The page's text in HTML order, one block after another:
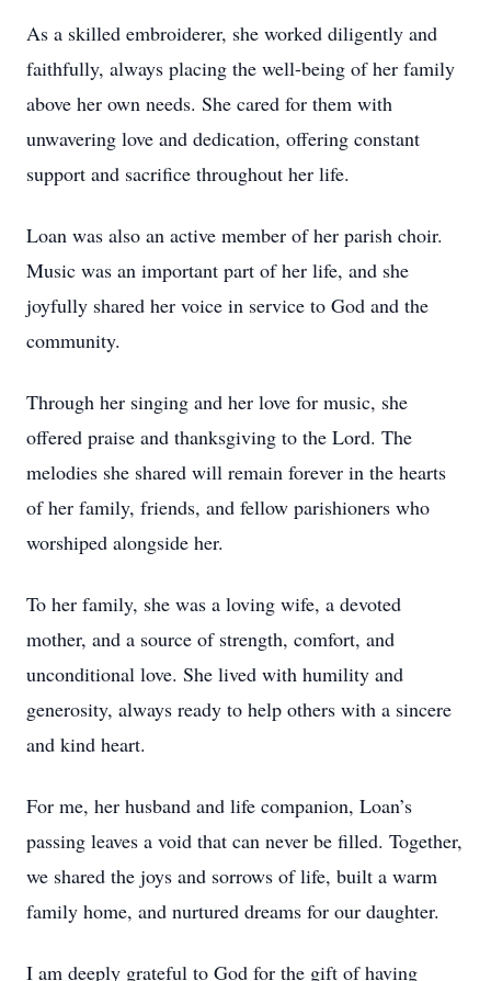
As a skilled embroiderer, she worked diligently and
faithfully, always placing the well-being of her family
above her own needs. She cared for them with
unwavering love and dedication, offering constant
support and sacrifice throughout her life.
Loan was also an active member of her parish choir.
Music was an important part of her life, and she
joyfully shared her voice in service to God and the
community.
Through her singing and her love for music, she
offered praise and thanksgiving to the Lord. The
melodies she shared will remain forever in the hearts
of her family, friends, and fellow parishioners who
worshiped alongside her.
To her family, she was a loving wife, a devoted
mother, and a source of strength, comfort, and
unconditional love. She lived with humility and
generosity, always ready to help others with a sincere
and kind heart.
For me, her husband and life companion, Loan’s
passing leaves a void that can never be filled. Together,
we shared the joys and sorrows of life, built a warm
family home, and nurtured dreams for our daughter.
I am deeply grateful to God for the gift of having